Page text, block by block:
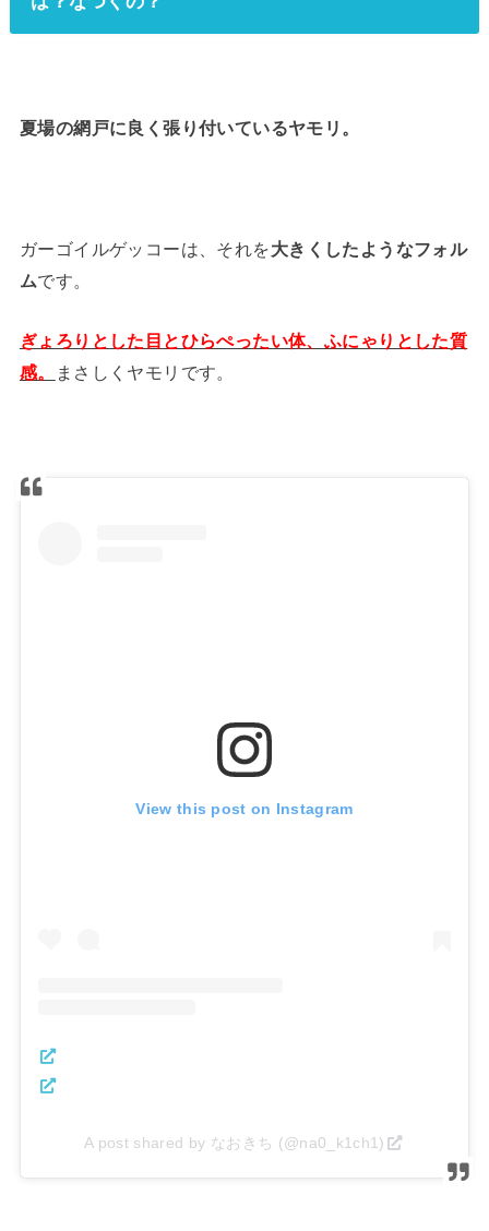
夏場の網戸に良く張り付いているヤモリ。
ガーゴイルゲッコーは、それを大きくしたようなフォル
ムです。
ぎょろりとした目とひらぺったい体、ふにゃりとした質
感。
まさしくヤモリです。
View this post on Instagram
A post shared by なおきち (@na0_k1ch1)